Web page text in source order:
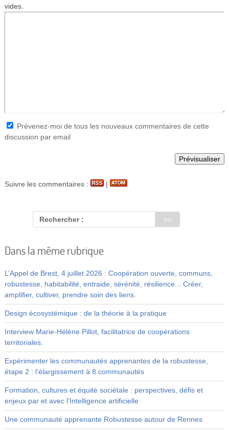
vides.
Prévenez-moi de tous les nouveaux commentaires de cette
discussion par email
Suivre les commentaires : |
Rechercher :
Dans la même rubrique
L’Appel de Brest, 4 juillet 2026 : Coopération ouverte, communs,
robustesse, habitabilité, entraide, sérénité, résilience... Créer,
amplifier, cultiver, prendre soin des liens.
Design écosystémique : de la théorie à la pratique
Interview Marie-Hélène Pillot, facilitatrice de coopérations
territoriales.
Expérimenter les communautés apprenantes de la robustesse,
étape 2 : l’élargissement à 8 communautés
Formation, cultures et équité sociétale : perspectives, défis et
enjeux par et avec l’Intelligence artificielle
Une communauté apprenante Robustesse autour de Rennes